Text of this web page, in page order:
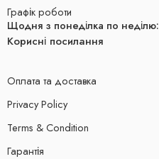
Графік роботи
Щодня з понеділка по неділю:
Корисні посилання
Оплата та доставка
Privacy Policy
Terms & Condition
Гарантія